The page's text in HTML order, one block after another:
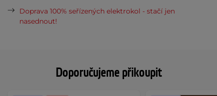
Doporučujeme přikoupit
Doprava 100% seřízených elektrokol - stačí jen
nasednout!